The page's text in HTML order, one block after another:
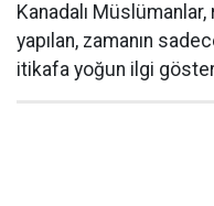
Kanadalı Müslümanlar,
yapılan, zamanın
itikafa yoğun ilgi